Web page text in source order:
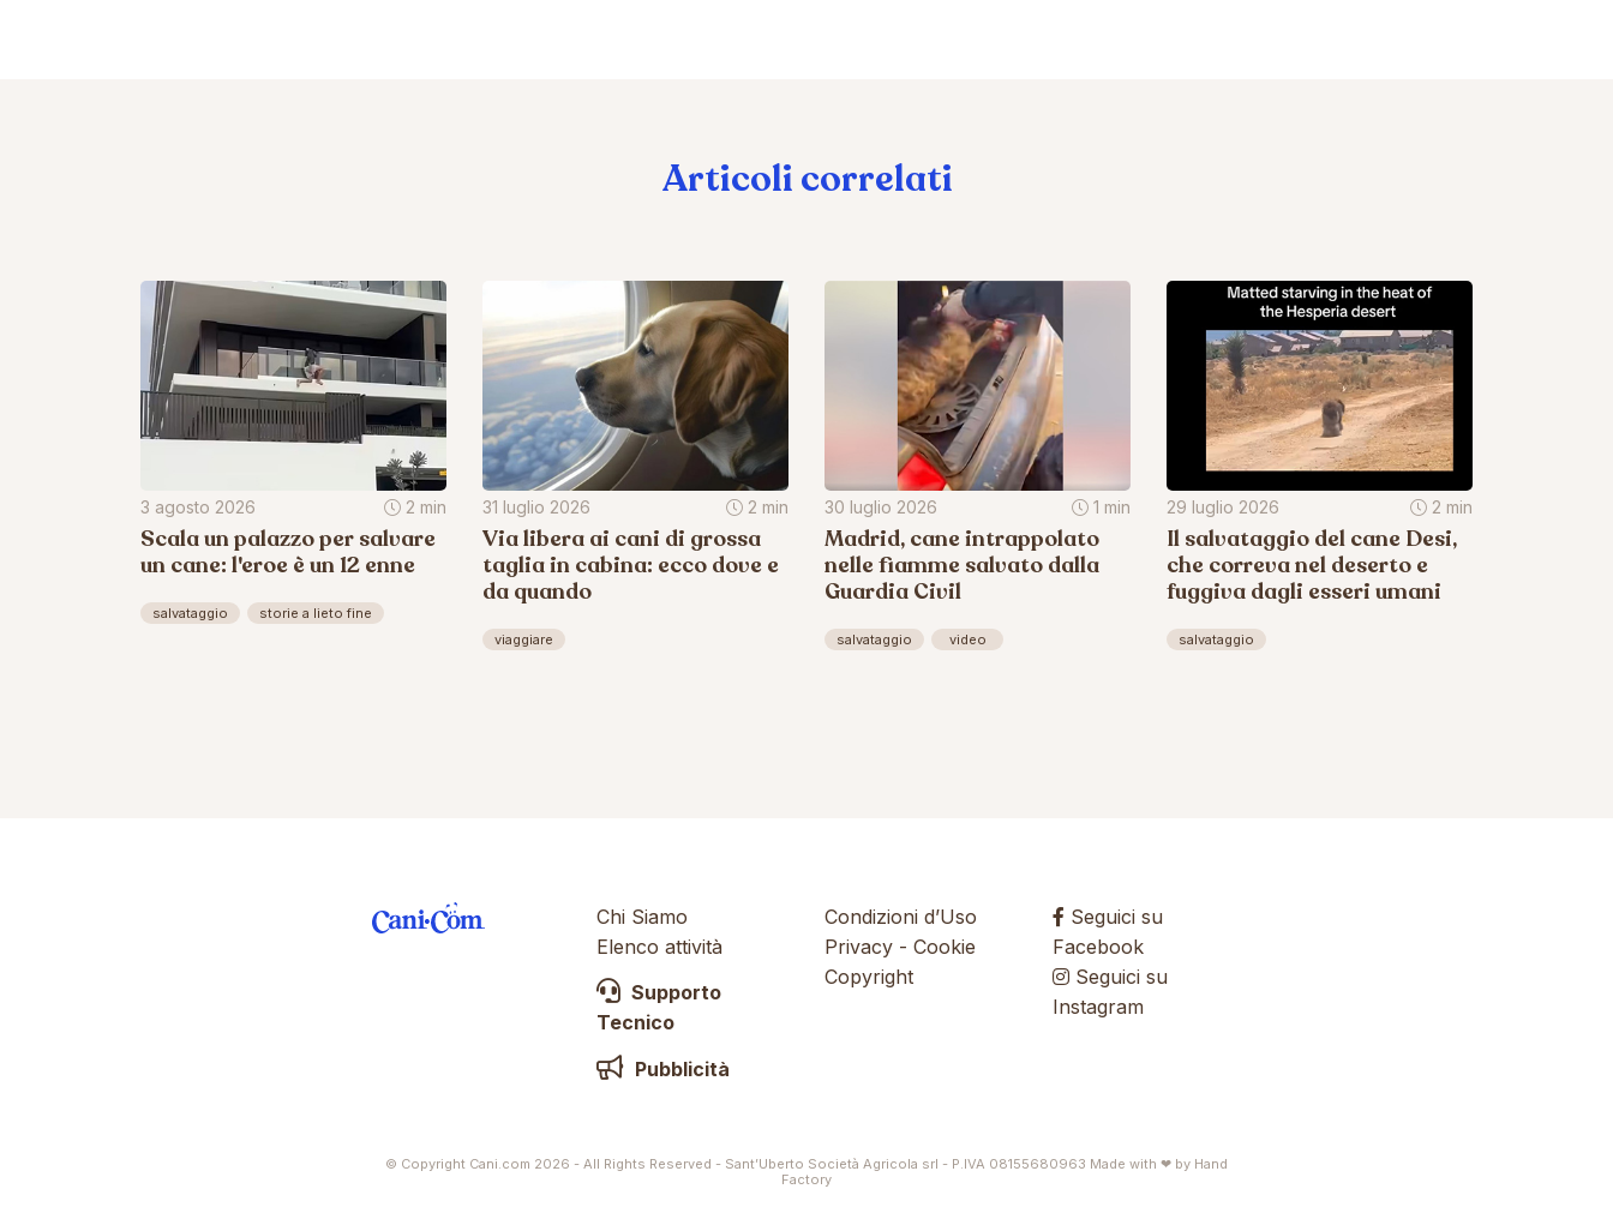
Articoli correlati
3 agosto 2026 2 min
Scala un palazzo per salvare
un cane: l'eroe è un 12 enne
salvataggio storie a lieto fine
31 luglio 2026 2 min
Via libera ai cani di grossa
taglia in cabina: ecco dove e
da quando
viaggiare
30 luglio 2026 1 min
Madrid, cane intrappolato
nelle fiamme salvato dalla
Guardia Civil
salvataggio video
29 luglio 2026 2 min
Il salvataggio del cane Desi,
che correva nel deserto e
fuggiva dagli esseri umani
salvataggio
Chi Siamo
Elenco attività
Supporto
Tecnico
Pubblicità
Condizioni d’Uso
Privacy - Cookie
Copyright
Seguici su
Facebook
Seguici su
Instagram
© Copyright Cani.com 2026 - All Rights Reserved - Sant’Uberto Società Agricola srl - P.IVA 08155680963 Made with ❤ by Hand
Factory